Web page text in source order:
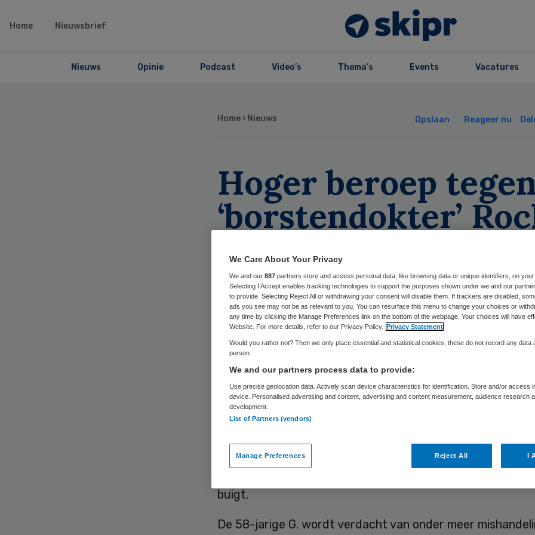
Home Nieuwsbrief
Nieuws Opinie Podcast Video’s Thema’s Events Vacatures
Home › Nieuws Opslaan Reageer nu
Hoger beroep
‘borstendokter’
G.
Skipr Redactie 7 november 2017, 08:24 45 keer gelezen
Tientallen patiënten van de Haagse ‘borstendokter’ Rock
klachten na zijn ingrepen. Sommigen ondervinden nu, bijna
later, nog altijd hinder. Ze hebben meerdere
de rug, hebben nog altijd dagelijks pijn en de klachten zijn
Maar valt dat de voormalig arts strafrechtelijk aan te
buigt.
De 58-jarige G. wordt verdacht van onder meer
We Care About Your Privacy
We and our 887 partners store and access personal data, like browsing data or unique identifiers, on your
Selecting I Accept enables tracking technologies to support the purposes shown under we and our
to provide. Selecting Reject All or withdrawing your consent will disable them. If trackers are disabled,
ads you see may not be as relevant to you. You can resurface this menu to change your choices or
any time by clicking the Manage Preferences link on the bottom of the webpage. Your choices will have
Website. For more details, refer to our Privacy Policy. Privacy Statement
Would you rather not? Then we only place essential and statistical cookies, these do not record any data
person
We and our partners process data to provide:
Use precise geolocation data. Actively scan device characteristics for identification. Store and/or access
device. Personalised advertising and content, advertising and content measurement, audience research
development.
List of Partners (vendors)
Manage Preferences Reject All I